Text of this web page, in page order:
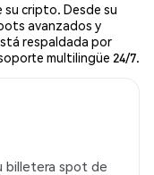
su cripto. Desde su
avanzados y
respaldada por
multilingüe 24/7.
billetera spot de